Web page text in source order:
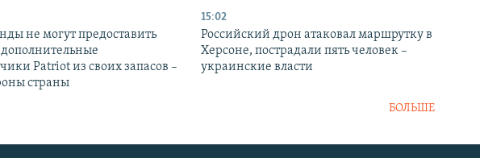
не могут предоставить
Patriot из своих запасов –
страны
15:02
Российский дрон атаковал маршрутку в
Херсоне, пострадали пять человек –
украинские власти
БОЛЬШЕ